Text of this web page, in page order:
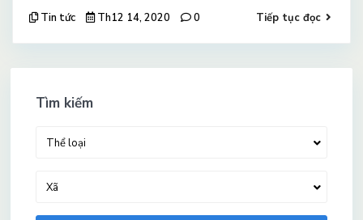
Tin tức Th12 14, 2020 0 Tiếp tục đọc
Tìm kiếm
Thể loại
Xã